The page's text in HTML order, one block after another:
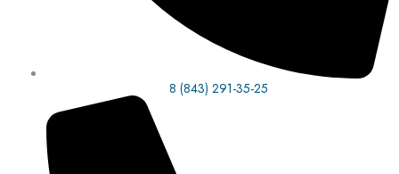
8 (843) 291-35-25